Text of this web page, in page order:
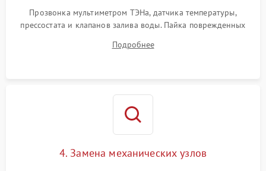
Прозвонка мультиметром ТЭНа, датчика температуры,
прессостата и клапанов залива воды. Пайка поврежденных
Восстановление целостности проводки и контактов.
Подробнее
4. Замена механических узлов